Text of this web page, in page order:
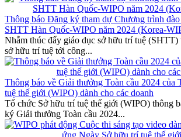
Thông báo Đăng ký tham dự Chương trình đào
SHTT Hàn Quốc-WIPO năm 2024 (Korea-
Nhằm thúc đẩy giáo dục sở hữu trí tuệ
sở hữu trí tuệ tới công...
Thông báo về Giải thưởng Toàn cầu 2024 của
tuệ thế giới (WIPO) dành cho các doanh
Tổ chức Sở hữu trí tuệ thế giới (WIPO) thông
ký Giải thưởng Toàn cầu 2024...